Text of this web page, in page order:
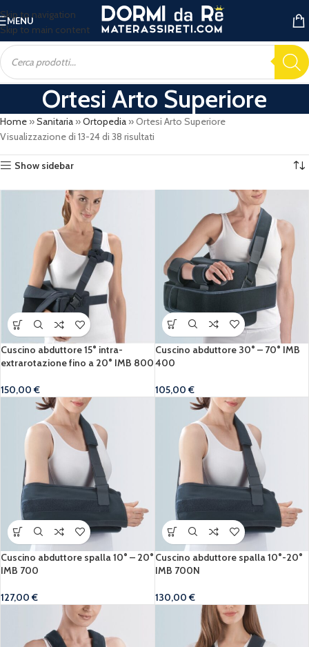
Skip to navigation
Skip to main content
MENU
Ortesi Arto Superiore
Home »Sanitaria »Ortopedia »Ortesi Arto Superiore
Visualizzazione di 13-24 di 38 risultati
Show sidebar
Cuscino abduttore 15° intra-
extrarotazione fino a 20° IMB 800
150,00€
Cuscino abduttore 30° – 70° IMB
400
105,00€
Cuscino abduttore spalla 10° – 20°
IMB 700
127,00€
Cuscino abduttore spalla 10°-20°
IMB 700N
130,00€